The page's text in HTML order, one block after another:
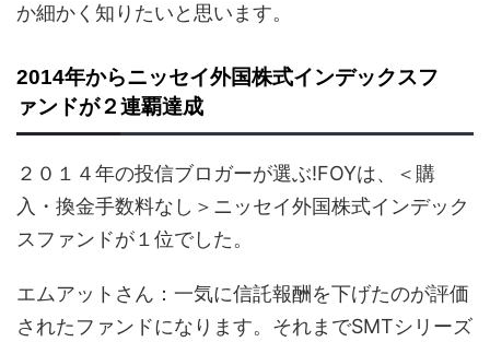
か細かく知りたいと思います。
2014年からニッセイ外国株式インデックスフ
ァンドが２連覇達成
２０１４年の投信ブロガーが選ぶ!FOYは、＜購
入・換金手数料なし＞ニッセイ外国株式インデック
スファンドが１位でした。
エムアットさん：一気に信託報酬を下げたのが評価
されたファンドになります。それまでSMTシリーズ